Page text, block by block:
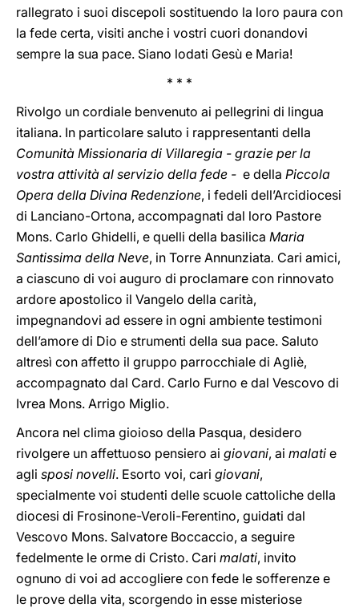
rallegrato i suoi discepoli sostituendo la loro paura con
la fede certa, visiti anche i vostri cuori donandovi
sempre la sua pace. Siano lodati Gesù e Maria!
* * *
Rivolgo un cordiale benvenuto ai pellegrini di lingua
italiana. In particolare saluto i rappresentanti della
Comunità Missionaria di Villaregia - grazie per la
vostra attività al servizio della fede - e della Piccola
Opera della Divina Redenzione, i fedeli dell’Arcidiocesi
di Lanciano-Ortona, accompagnati dal loro Pastore
Mons. Carlo Ghidelli, e quelli della basilica Maria
Santissima della Neve, in Torre Annunziata. Cari amici,
a ciascuno di voi auguro di proclamare con rinnovato
ardore apostolico il Vangelo della carità,
impegnandovi ad essere in ogni ambiente testimoni
dell’amore di Dio e strumenti della sua pace. Saluto
altresì con affetto il gruppo parrocchiale di Agliè,
accompagnato dal Card. Carlo Furno e dal Vescovo di
Ivrea Mons. Arrigo Miglio.
Ancora nel clima gioioso della Pasqua, desidero
rivolgere un affettuoso pensiero ai giovani, ai malati e
agli sposi novelli. Esorto voi, cari giovani,
specialmente voi studenti delle scuole cattoliche della
diocesi di Frosinone-Veroli-Ferentino, guidati dal
Vescovo Mons. Salvatore Boccaccio, a seguire
fedelmente le orme di Cristo. Cari malati, invito
ognuno di voi ad accogliere con fede le sofferenze e
le prove della vita, scorgendo in esse misteriose